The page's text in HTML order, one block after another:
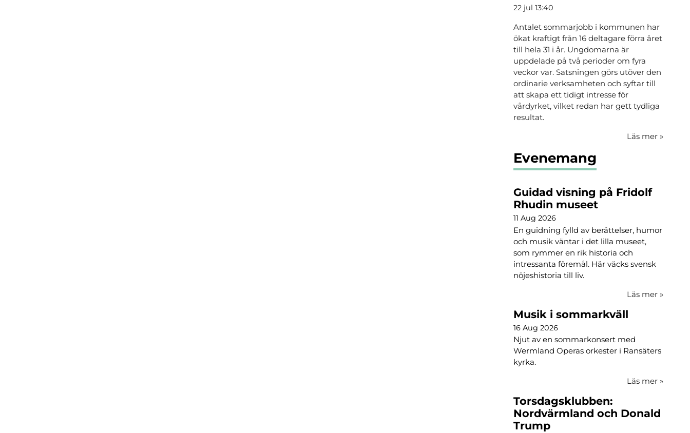
22 jul 13:40
Antalet sommarjobb i kommunen har
ökat kraftigt från 16 deltagare förra året
till hela 31 i år. Ungdomarna är
uppdelade på två perioder om fyra
veckor var. Satsningen görs utöver den
ordinarie verksamheten och syftar till
att skapa ett tidigt intresse för
vårdyrket, vilket redan har gett tydliga
resultat.
Läs mer »
Evenemang
Guidad visning på Fridolf
Rhudin museet
11 Aug 2026
En guidning fylld av berättelser, humor
och musik väntar i det lilla museet,
som rymmer en rik historia och
intressanta föremål. Här väcks svensk
nöjeshistoria till liv.
Läs mer »
Musik i sommarkväll
16 Aug 2026
Njut av en sommarkonsert med
Wermland Operas orkester i Ransäters
kyrka.
Läs mer »
Torsdagsklubben:
Nordvärmland och Donald
Trump